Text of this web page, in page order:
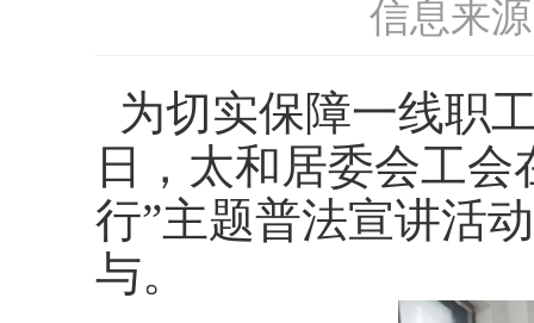
信息来
为切实保障一线职
日，太和居委会工会
行”主题普法宣讲活
与。